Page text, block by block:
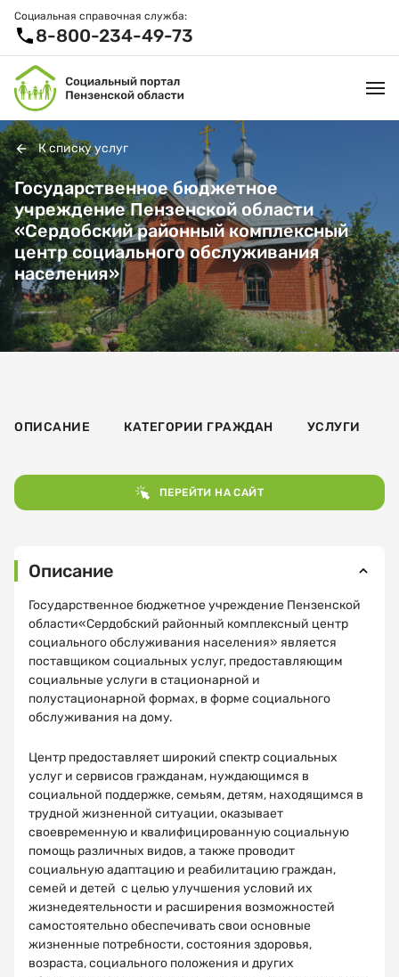
Социальная справочная служба:
8-800-234-49-73
УСЛУГИ И ЛЬГОТЫ
ОРГАНИЗАЦИИ
ПРОЕКТЫ И СЕРВИСЫ
АКТИВНОЕ ДОЛГОЛЕТИЕ
СПРАВОЧНАЯ СЛУЖБА
К списку услуг
Государственное бюджетное
учреждение Пензенской области
«Сердобский районный комплексный
центр социального обслуживания
населения»
ОПИСАНИЕ КАТЕГОРИИ ГРАЖДАН УСЛУГИ
ПЕРЕЙТИ НА САЙТ
Описание
Государственное бюджетное учреждение Пензенской
области«Сердобский районный комплексный центр
социального обслуживания населения» является
поставщиком социальных услуг, предоставляющим
социальные услуги в стационарной и
полустационарной формах, в форме социального
обслуживания на дому.
Центр предоставляет широкий спектр социальных
услуг и сервисов гражданам, нуждающимся в
социальной поддержке, семьям, детям, находящимся в
трудной жизненной ситуации, оказывает
своевременную и квалифицированную социальную
помощь различных видов, а также проводит
социальную адаптацию и реабилитацию граждан,
семей и детей с целью улучшения условий их
жизнедеятельности и расширения возможностей
самостоятельно обеспечивать свои основные
жизненные потребности, состояния здоровья,
возраста, социального положения и других
Как
зовут?
Спасибо!
МНЕ ВСЕ
ПОНЯТНО